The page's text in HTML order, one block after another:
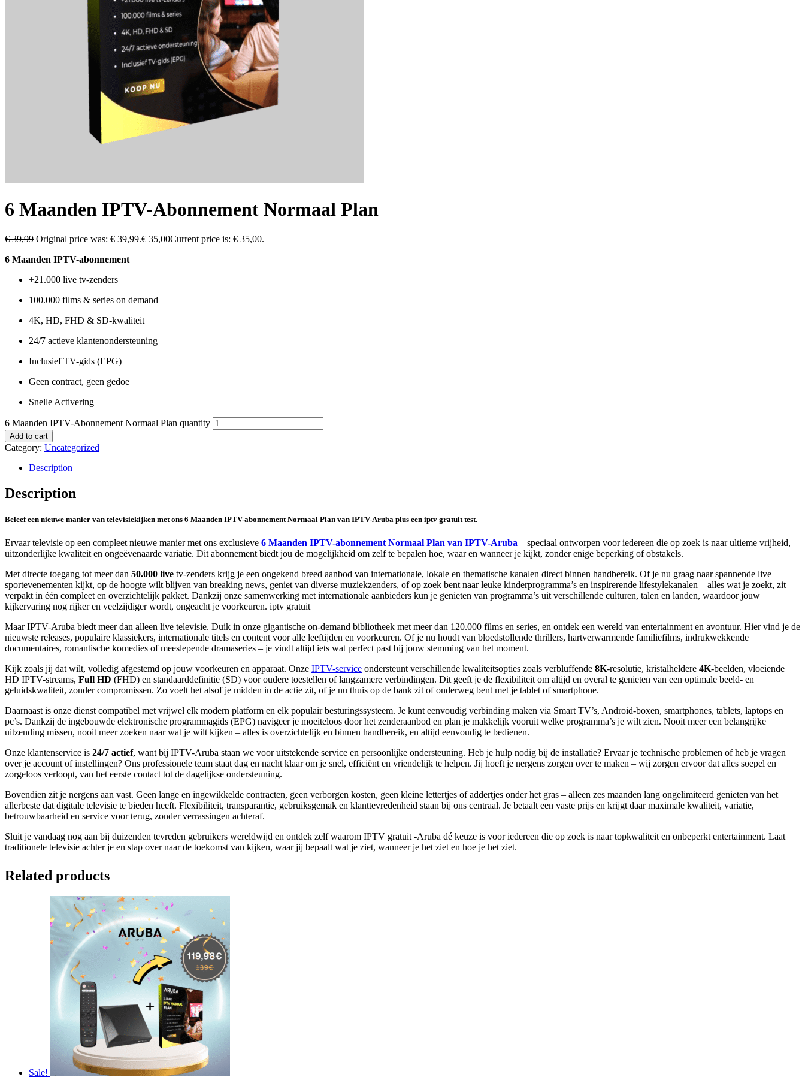
6 Maanden IPTV-Abonnement Normaal Plan
€39,99 Original price was: € 39,99.€ 35,00Current price is: € 35,00.
6 Maanden IPTV-abonnement
+21.000 live tv-zenders
100.000 films & series on demand
4K, HD, FHD & SD-kwaliteit
24/7 actieve klantenondersteuning
Inclusief TV-gids (EPG)
Geen contract, geen gedoe
Snelle Activering
6 Maanden IPTV-Abonnement Normaal Plan quantity
Add to cart
Category: Uncategorized
Description
Description
Beleef een nieuwe manier van televisiekijken met ons 6 Maanden IPTV-abonnement Normaal Plan van IPTV-Aruba plus een iptv gratuit test.
Ervaar televisie op een compleet nieuwe manier met ons exclusieve 6 Maanden IPTV-abonnement Normaal Plan van IPTV-Aruba – speciaal ontworpen voor iedereen die op zoek is naar ultieme vrijheid,
uitzonderlijke kwaliteit en ongeëvenaarde variatie. Dit abonnement biedt jou de mogelijkheid om zelf te bepalen hoe, waar en wanneer je kijkt, zonder enige beperking of obstakels.
Met directe toegang tot meer dan 50.000 live tv-zenders krijg je een ongekend breed aanbod van internationale, lokale en thematische kanalen direct binnen handbereik. Of je nu graag naar spannende live
sportevenementen kijkt, op de hoogte wilt blijven van breaking news, geniet van diverse muziekzenders, of op zoek bent naar leuke kinderprogramma’s en inspirerende lifestylekanalen – alles wat je zoekt, zit
verpakt in één compleet en overzichtelijk pakket. Dankzij onze samenwerking met internationale aanbieders kun je genieten van programma’s uit verschillende culturen, talen en landen, waardoor jouw
kijkervaring nog rijker en veelzijdiger wordt, ongeacht je voorkeuren. iptv gratuit
Maar IPTV-Aruba biedt meer dan alleen live televisie. Duik in onze gigantische on-demand bibliotheek met meer dan 120.000 films en series, en ontdek een wereld van entertainment en avontuur. Hier vind je de
nieuwste releases, populaire klassiekers, internationale titels en content voor alle leeftijden en voorkeuren. Of je nu houdt van bloedstollende thrillers, hartverwarmende familiefilms, indrukwekkende
documentaires, romantische komedies of meeslepende dramaseries – je vindt altijd iets wat perfect past bij jouw stemming van het moment.
Kijk zoals jij dat wilt, volledig afgestemd op jouw voorkeuren en apparaat. Onze IPTV-service ondersteunt verschillende kwaliteitsopties zoals verbluffende 8K-resolutie, kristalheldere 4K-beelden, vloeiende
HD IPTV-streams, Full HD (FHD) en standaarddefinitie (SD) voor oudere toestellen of langzamere verbindingen. Dit geeft je de flexibiliteit om altijd en overal te genieten van een optimale beeld- en
geluidskwaliteit, zonder compromissen. Zo voelt het alsof je midden in de actie zit, of je nu thuis op de bank zit of onderweg bent met je tablet of smartphone.
Daarnaast is onze dienst compatibel met vrijwel elk modern platform en elk populair besturingssysteem. Je kunt eenvoudig verbinding maken via Smart TV’s, Android-boxen, smartphones, tablets, laptops en
pc’s. Dankzij de ingebouwde elektronische programmagids (EPG) navigeer je moeiteloos door het zenderaanbod en plan je makkelijk vooruit welke programma’s je wilt zien. Nooit meer een belangrijke
uitzending missen, nooit meer zoeken naar wat je wilt kijken – alles is overzichtelijk en binnen handbereik, en altijd eenvoudig te bedienen.
Onze klantenservice is 24/7 actief, want bij IPTV-Aruba staan we voor uitstekende service en persoonlijke ondersteuning. Heb je hulp nodig bij de installatie? Ervaar je technische problemen of heb je vragen
over je account of instellingen? Ons professionele team staat dag en nacht klaar om je snel, efficiënt en vriendelijk te helpen. Jij hoeft je nergens zorgen over te maken – wij zorgen ervoor dat alles soepel en
zorgeloos verloopt, van het eerste contact tot de dagelijkse ondersteuning.
Bovendien zit je nergens aan vast. Geen lange en ingewikkelde contracten, geen verborgen kosten, geen kleine lettertjes of addertjes onder het gras – alleen zes maanden lang ongelimiteerd genieten van het
allerbeste dat digitale televisie te bieden heeft. Flexibiliteit, transparantie, gebruiksgemak en klanttevredenheid staan bij ons centraal. Je betaalt een vaste prijs en krijgt daar maximale kwaliteit, variatie,
betrouwbaarheid en service voor terug, zonder verrassingen achteraf.
Sluit je vandaag nog aan bij duizenden tevreden gebruikers wereldwijd en ontdek zelf waarom IPTV gratuit -Aruba dé keuze is voor iedereen die op zoek is naar topkwaliteit en onbeperkt entertainment. Laat
traditionele televisie achter je en stap over naar de toekomst van kijken, waar jij bepaalt wat je ziet, wanneer je het ziet en hoe je het ziet.
Related products
Sale!